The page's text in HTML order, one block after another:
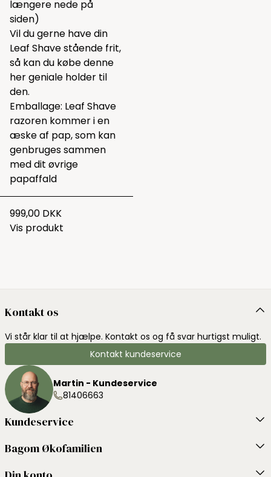
længere nede på
siden)
Vil du gerne have din
Leaf Shave stående frit,
så kan du købedenne
her geniale holder til
den.
Emballage: Leaf Shave
razoren kommer i en
æske af pap, som kan
genbruges sammen
med dit øvrige
papaffald
999,00 DKK
Vis produkt
Kontakt os
Vi står klar til at hjælpe. Kontakt os og få svar hurtigst muligt.
Kontakt kundeservice
Martin - Kundeservice
81406663
Kundeservice
Bagom Økofamilien